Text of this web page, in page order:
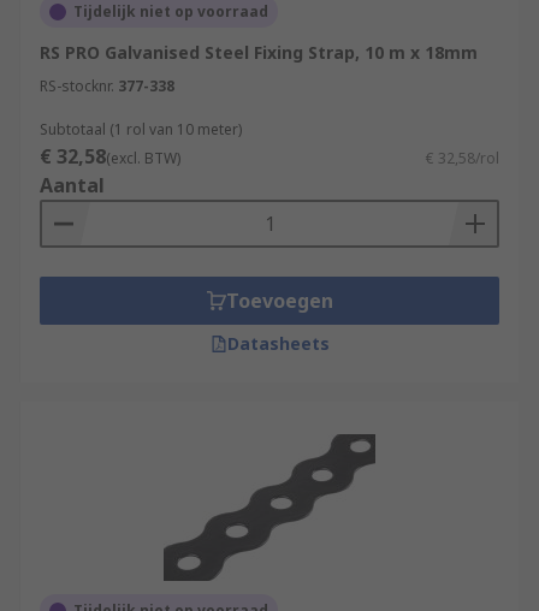
Tijdelijk niet op voorraad
RS PRO Galvanised Steel Fixing Strap, 10 m x 18mm
RS-stocknr. 377-338
Subtotaal (1 rol van 10 meter)
€ 32,58(excl. BTW) € 32,58/rol
Aantal
Toevoegen
Datasheets